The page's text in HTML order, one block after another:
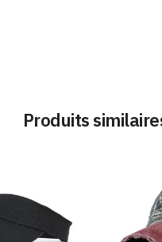
Produits